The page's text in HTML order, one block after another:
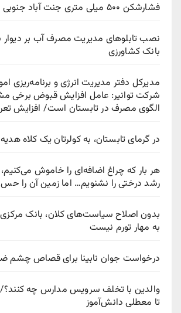
فشارشکن ۵۰۰ میلی متری جنت آباد جنوبی تعویض شد
نصب تابلوهای مدیریت مصرف آب بر
بانک کشاورزی
مدیرکل دفتر مدیریت انرژی و برنامه‌ریزی
شرکت توانیر: عامل افزایش قبوض برخی
الگوی مصرف در تابستان است/ افزایش
در گرمای تابستان، به کولرتان یک کلاه
هر بار که چراغ اضافه‌ای را خاموش
رشد درختی را نشنویم… اما زمین آن را
بدون اصلاح سیاست‌های کلان، بانک مرکزی
به مهار تورم نیست
درخواست جوان نابینا برای قصاص چشم
والدین با تخلف سرویس مدارس چه کنند؟/
تا معطلی دانش‌آموز